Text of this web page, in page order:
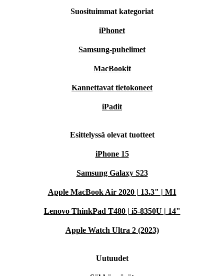
Suosituimmat kategoriat
iPhonet
Samsung-puhelimet
MacBookit
Kannettavat tietokoneet
iPadit
Esittelyssä olevat tuotteet
iPhone 15
Samsung Galaxy S23
Apple MacBook Air 2020 | 13.3" | M1
Lenovo ThinkPad T480 | i5-8350U | 14"
Apple Watch Ultra 2 (2023)
Uutuudet